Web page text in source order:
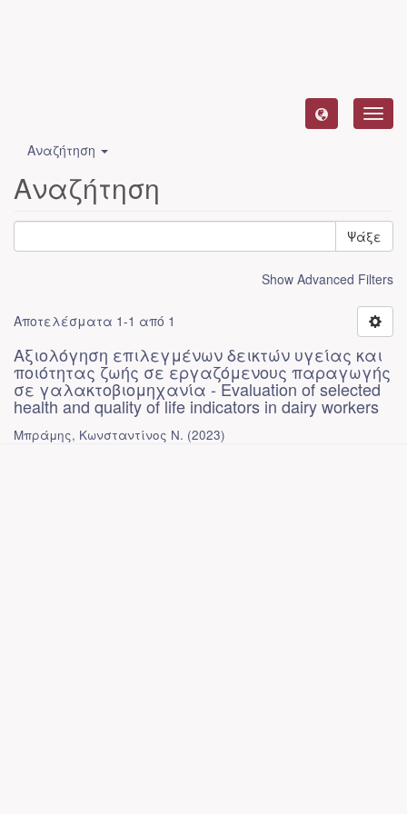
Αναζήτηση
Αναζήτηση
Ψάξε
Show Advanced Filters
Αποτελέσματα 1-1 από 1
Αξιολόγηση επιλεγμένων δεικτών υγείας και
ποιότητας ζωής σε εργαζόμενους παραγωγής
σε γαλακτοβιομηχανία - Evaluation of selected
health and quality of life indicators in dairy workers
Μπράμης, Κωνσταντίνος Ν. (2023)